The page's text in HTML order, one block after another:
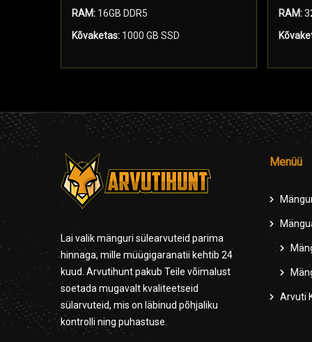
RAM: 16GB DDR5
Kõvaketas: 1000 GB SSD
RAM:
Lai valik mänguri sülearvuteid parima
hinnaga, mille müügigaranatii kehtib 24
kuud. Arvutihunt pakub Teile võimalust
soetada mugavalt kvaliteetseid
sülarvuteid, mis on läbinud põhjaliku
kontrolli ning puhastuse.
Menüü
Arvuti